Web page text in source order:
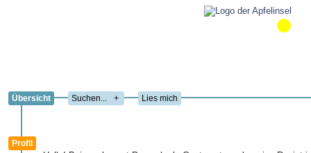
Übersicht + Lies mich
Profil